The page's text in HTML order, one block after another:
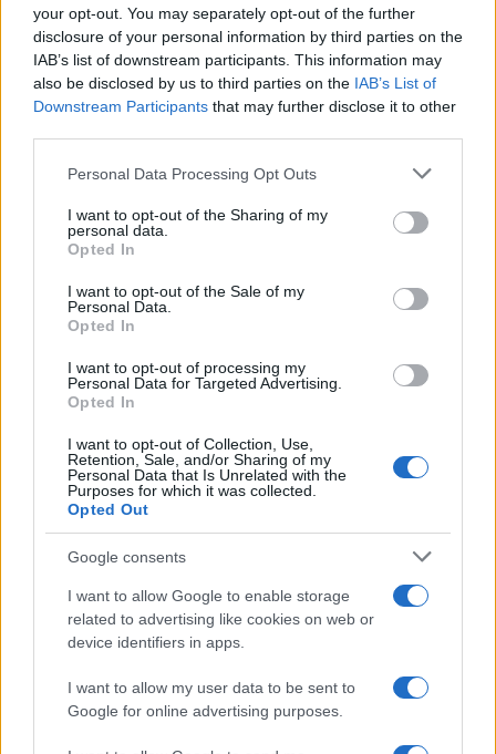
your opt-out. You may separately opt-out of the further
disclosure of your personal information by third parties on the
IAB’s list of downstream participants. This information may
also be disclosed by us to third parties on the IAB’s List of
Downstream Participants that may further disclose it to other
Please note that this website/app uses one or more Google
not limited to your visit or usage behaviour. You may click to
grant or deny consent to Google and its third-party tags to
use your data for below specified purposes in below Google
consent section.
Personal Data Processing Opt Outs
I want to opt-out of the Sharing of my
personal data.
Opted In
I want to opt-out of the Sale of my
Personal Data.
Opted In
I want to opt-out of processing my
Personal Data for Targeted Advertising.
Opted In
I want to opt-out of Collection, Use,
Retention, Sale, and/or Sharing of my
Personal Data that Is Unrelated with the
Purposes for which it was collected.
Opted Out
Google consents
I want to allow Google to enable storage
related to advertising like cookies on web or
device identifiers in apps.
I want to allow my user data to be sent to
Google for online advertising purposes.
Continua a leggere
BELLEZZA